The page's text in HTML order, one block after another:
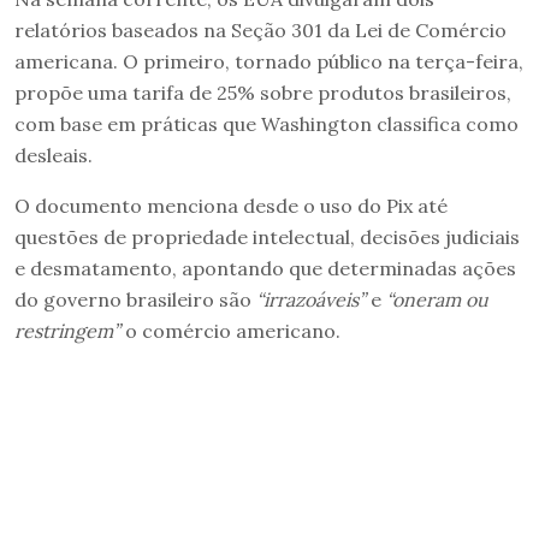
relatórios baseados na Seção 301 da Lei de Comércio
americana. O primeiro, tornado público na terça-feira,
propõe uma tarifa de 25% sobre produtos brasileiros,
com base em práticas que Washington classifica como
desleais.
O documento menciona desde o uso do Pix até
questões de propriedade intelectual, decisões judiciais
e desmatamento, apontando que determinadas ações
do governo brasileiro são “irrazoáveis”e “oneram ou
restringem”o comércio americano.